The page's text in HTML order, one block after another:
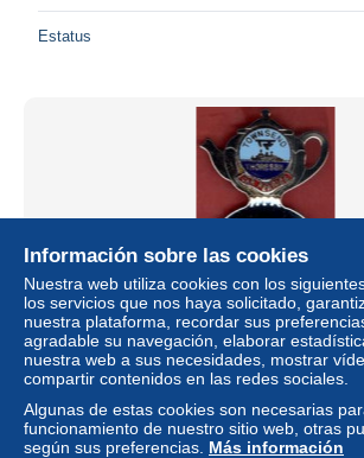
Estatus
** HORLOGE CAR FERRIES -
THORESEN **
± 2,95 US$
Información sobre las cookies
Nuestra web utiliza cookies con los
los servicios que nos haya solicitado,
nuestra plataforma, recordar sus
agradable su navegación, elaborar
nuestra web a sus necesidades, mostrar
compartir contenidos en las redes sociales.
Algunas de estas cookies son necesarias
funcionamiento de nuestro sitio web, otras
según sus preferencias. Más información